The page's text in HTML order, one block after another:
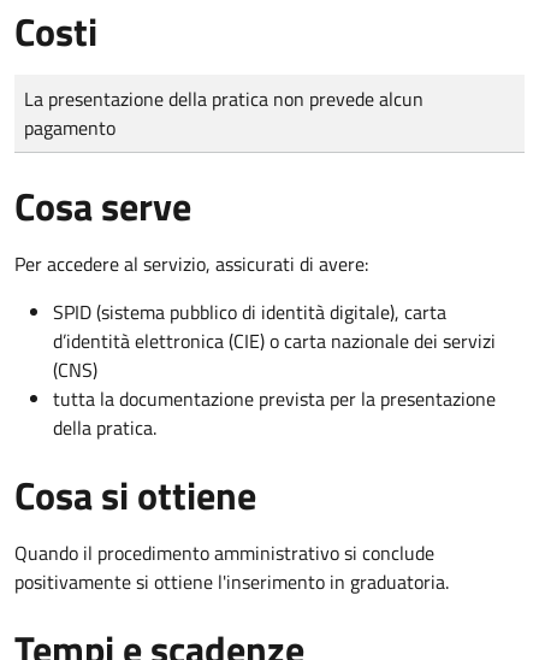
Costi
Tipo di pagamento
Importo
La presentazione della pratica non prevede alcun
pagamento
Cosa serve
Per accedere al servizio, assicurati di avere:
SPID (sistema pubblico di identità digitale), carta
d’identità elettronica (CIE) o carta nazionale dei servizi
(CNS)
tutta la documentazione prevista per la presentazione
della pratica.
Cosa si ottiene
Quando il procedimento amministrativo si conclude
positivamente si ottiene l'inserimento in graduatoria.